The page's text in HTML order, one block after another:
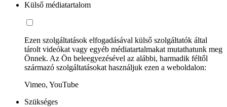
Külső médiatartalom
Ezen szolgáltatások elfogadásával külső szolgáltatók által
tárolt videókat vagy egyéb médiatartalmakat mutathatunk meg
Önnek. Az Ön beleegyezésével az alábbi, harmadik féltől
származó szolgáltatásokat használjuk ezen a weboldalon:
Vimeo, YouTube
Szükséges